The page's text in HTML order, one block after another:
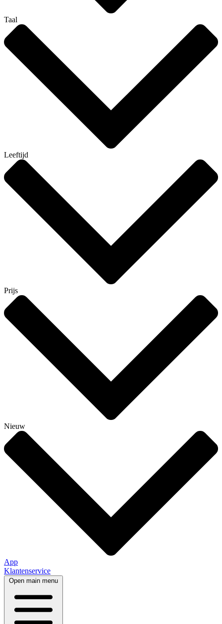
Taal
Leeftijd
Prijs
Nieuw
App
Klantenservice
Open main menu